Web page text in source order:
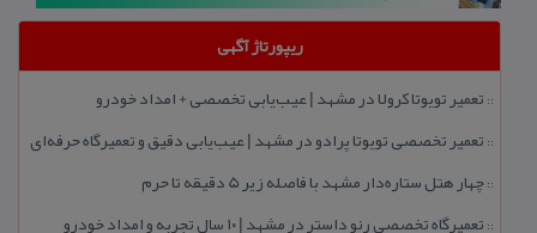
ریپورتاژ آگهی
:: تعمیر تویوتا كرولا در مشهد | عیب‌یابی تخصصی + امداد خودرو
:: تعمیر تخصصی تویوتا پرادو در مشهد | عیب‌یابی دقیق و تعمیرگاه حرفه‌ای
::چهار هتل‌ ستاره‌دار مشهد با فاصله زیر 5 دقیقه تا حرم
:: تعمیرگاه تخصصی رنو داستر در مشهد | ۱۰ سال تجربه و امداد خودرو